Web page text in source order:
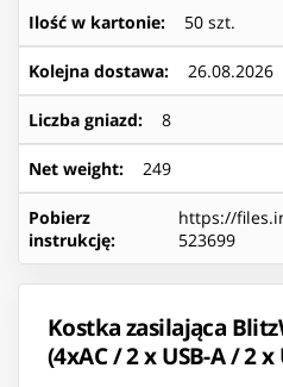
Ilość w kartonie: 50 szt.
Kolejna dostawa: 26.08.2026
Liczba gniazd: 8
Net weight: 249
Pobierz
instrukcję:
https://
523699
Kostka zasilająca
(4xAC / 2 x USB-A / 2 x